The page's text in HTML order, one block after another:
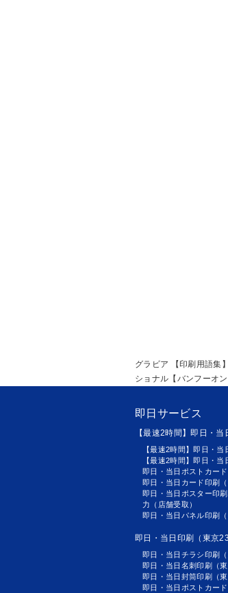
グラビア 【印刷用語集
ショナル【バンフーオ
即日サービス
【最速2時間】即日・当
【最速2時間】即日・当
【最速2時間】即日・当
即日・当日ポストカード
即日・当日カード印刷（
即日・当日ポスター印
力（店舗受取）
即日・当日パネル印刷（
即日・当日印刷（東京23
即日・当日チラシ印刷（
即日・当日名刺印刷（東
即日・当日封筒印刷（東
即日・当日ポストカー